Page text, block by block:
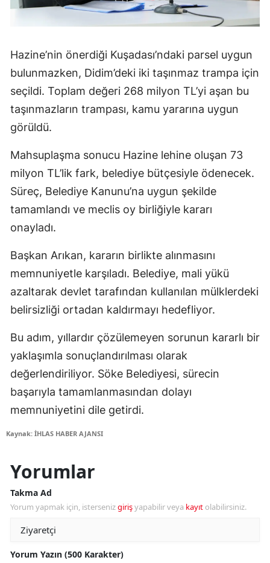
Hazine’nin önerdiği Kuşadası’ndaki parsel uygun
bulunmazken, Didim’deki iki taşınmaz trampa için
seçildi. Toplam değeri 268 milyon TL’yi aşan bu
taşınmazların trampası, kamu yararına uygun
görüldü.
Mahsuplaşma sonucu Hazine lehine oluşan 73
milyon TL’lik fark, belediye bütçesiyle ödenecek.
Süreç, Belediye Kanunu’na uygun şekilde
tamamlandı ve meclis oy birliğiyle kararı
onayladı.
Başkan Arıkan, kararın birlikte alınmasını
memnuniyetle karşıladı. Belediye, mali yükü
azaltarak devlet tarafından kullanılan mülklerdeki
belirsizliği ortadan kaldırmayı hedefliyor.
Bu adım, yıllardır çözülemeyen sorunun kararlı bir
yaklaşımla sonuçlandırılması olarak
değerlendiriliyor. Söke Belediyesi, sürecin
başarıyla tamamlanmasından dolayı
memnuniyetini dile getirdi.
Kaynak: İHLAS HABER AJANSI
Yorumlar
Takma Ad
Yorum yapmak için, istersenizgirişyapabilir veya kayıt olabilirsiniz.
Yorum Yazın (500 Karakter)